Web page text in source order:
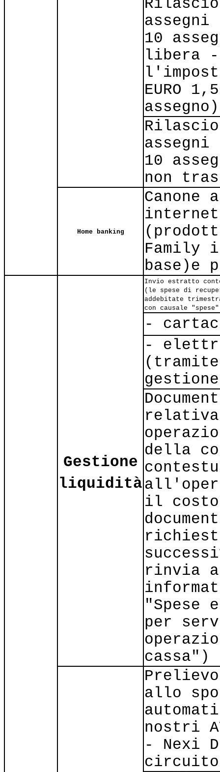
10
libera -
EURO
assegno)
10
non
Home banking
Canone
internet
Family
base)e
Gestione
liquidità
Invio estratto
(le spese di
addebitate
con causale
-
-
della
il
rinvia
"Spese
per
cassa")
allo
nostri
- Nexi